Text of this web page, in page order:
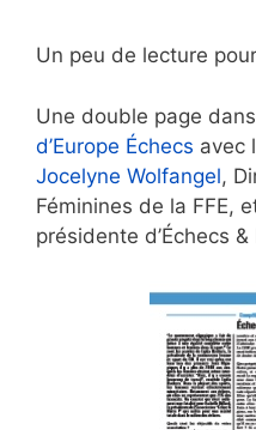
Un peu de lecture
Une double page
d’Europe Échecs avec
Jocelyne Wolfangel,
Féminines de la FFE,
présidente d’Échecs